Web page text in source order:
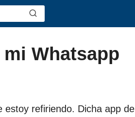
Whatsapp
estoy refiriendo. Dicha app de